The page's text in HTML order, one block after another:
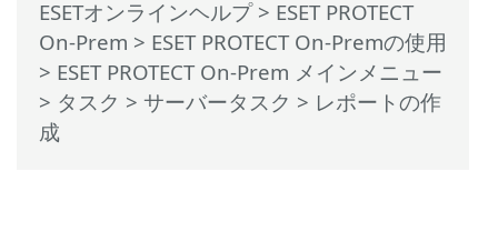
ESETオンラインヘルプ> ESET PROTECT
On-Prem > ESET PROTECT On-Premの使用
> ESET PROTECT On-Prem メインメニュー
> タスク > サーバータスク > レポートの作
成